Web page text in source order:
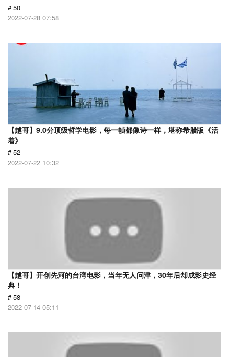
# 50
2022-07-28 07:58
【越哥】9.0分顶级哲学电影，每一帧都像诗一样，堪称希腊版《活
着》
# 52
2022-07-22 10:32
【越哥】开创先河的台湾电影，当年无人问津，30年后却成影史经
典！
# 58
2022-07-14 05:11